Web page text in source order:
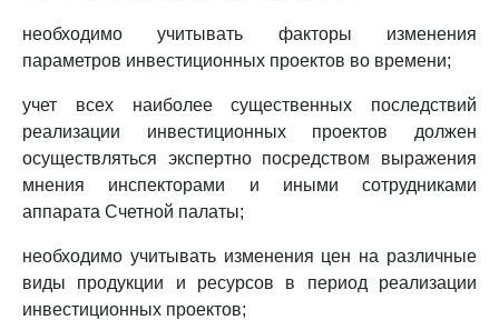
необходимо учитывать факторы изменения
параметров инвестиционных проектов во времени;
учет всех наиболее существенных последствий
реализации инвестиционных проектов должен
осуществляться экспертно посредством выражения
мнения инспекторами и иными сотрудниками
аппарата Счетной палаты;
необходимо учитывать изменения цен на различные
виды продукции и ресурсов в период реализации
инвестиционных проектов;